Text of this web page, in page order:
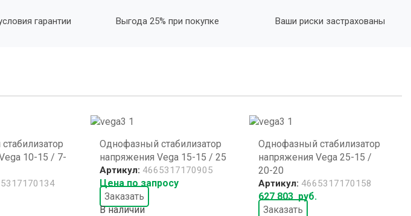
гарантии Выгода 25% при покупке Ваши риски застрахованы
10-15 / 7-
Однофазный стабилизатор
напряжения Vega 15-15 / 25
Артикул: 4665317170905
Цена по запросу
Заказать
В наличии
Однофазный стабилизатор
напряжения Vega 25-15 /
20-20
Артикул: 4665317170158
627 803 руб.
Заказать